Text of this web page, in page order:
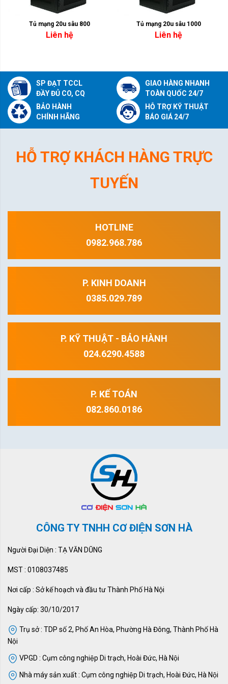
Tủ mạng 20u sâu 800
Liên hệ
Tủ mạng 20u sâu 1000
Liên hệ
SP ĐẠT TCCL
ĐẦY ĐỦ CO, CQ
GIAO HÀNG NHANH
TOÀN QUỐC 24/7
BẢO HÀNH
CHÍNH HÃNG
HỖ TRỢ KỸ THUẬT
BÁO GIÁ 24/7
HỖ TRỢ KHÁCH HÀNG TRỰC
TUYẾN
HOTLINE
0982.968.786
P. KINH DOANH
0385.029.789
P. KỸ THUẬT - BẢO HÀNH
024.6290.4588
P. KẾ TOÁN
082.860.0186
CÔNG TY TNHH CƠ ĐIỆN SƠN HÀ
Người Đại Diện : TẠ VĂN DŨNG
MST : 0108037485
Nơi cấp : Sở kế hoạch và đầu tư Thành Phố Hà Nội
Ngày cấp: 30/10/2017
Trụ sở : TDP số 2, Phố An Hòa, Phường Hà Đông, Thành Phố Hà
Nội
VPGD : Cụm công nghiệp Di trạch, Hoài Đức, Hà Nội
Nhà máy sản xuất : Cụm công nghiệp Di trạch, Hoài Đức, Hà Nội